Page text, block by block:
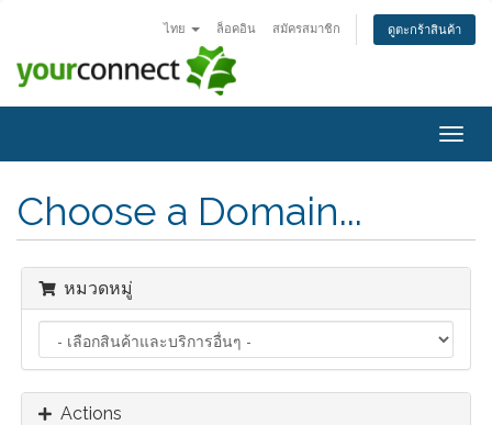
ไทย ล็อคอิน สมัครสมาชิก ดูตะกร้าสินค้า
Choose a Domain...
หมวดหมู่
Actions